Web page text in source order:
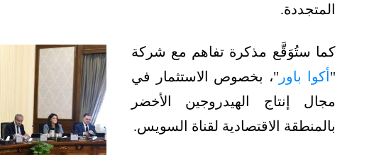
المتجددة.
كما ستُوَقَّع مذكرة تفاهم مع شركة
" أكوا باور "، بخصوص الاستثمار في
مجال إنتاج الهيدروجين الأخضر
بالمنطقة الاقتصادية لقناة السويس.